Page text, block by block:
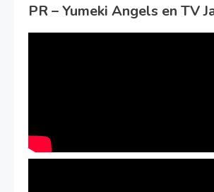
PR – Yumeki Angels en TV